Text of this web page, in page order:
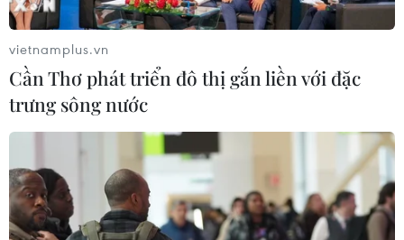
Tin cùng chuyên mục
vietnamplus.vn
Cần Thơ phát triển đô thị gắn liền với đặc
trưng sông nước